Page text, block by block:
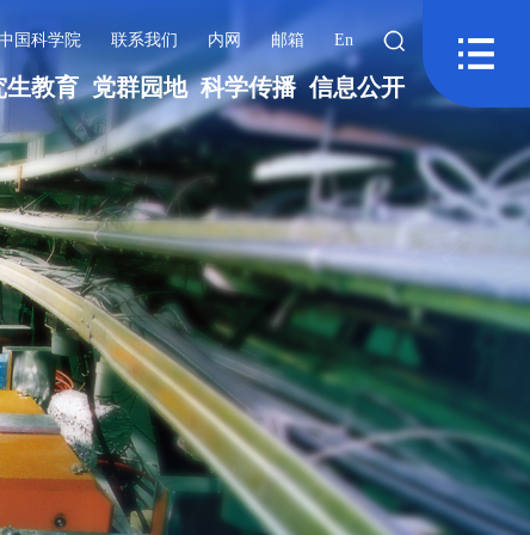
国科学院 联系我们 内网 邮箱 En
生教育 党群园地 科学传播 信息公开